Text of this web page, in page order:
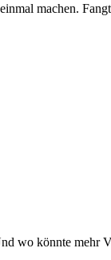
machen.
wo könnte mehr